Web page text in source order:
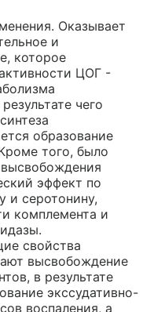
Оказывает
и
которое
ЦОГ -
чего
образование
того, было
эффект по
и серотонину,
комплемента и
свойства
высвобождение
в результате
экссудативно-
воспаления, а